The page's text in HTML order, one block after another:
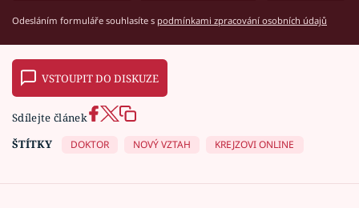
Odesláním formuláře souhlasíte s podmínkami zpracování osobních údajů
VSTOUPIT DO DISKUZE
Sdílejte článek
ŠTÍTKY
DOKTOR NOVÝ VZTAH KREJZOVI ONLINE